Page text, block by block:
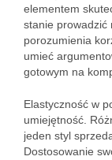
elementem
stanie prowadzić
porozumienia
umieć
gotowym na
Elastyczność w
umiejętność.
jeden styl
Dostosowanie